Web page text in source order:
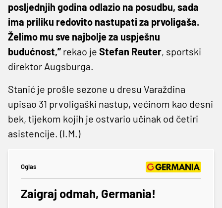
posljednjih godina odlazio na posudbu, sada
ima priliku redovito nastupati za prvoligaša.
Želimo mu sve najbolje za uspješnu
budućnost,” rekao je Stefan Reuter, sportski
direktor Augsburga.
Stanić je prošle sezone u dresu Varaždina
upisao 31 prvoligaški nastup, većinom kao desni
bek, tijekom kojih je ostvario učinak od četiri
asistencije. (I.M.)
Oglas
Zaigraj odmah, Germania!